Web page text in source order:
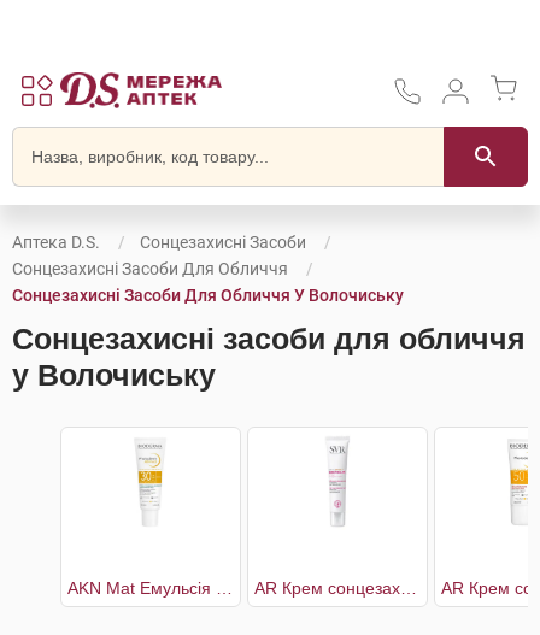
Аптека D.S.
Сонцезахисні Засоби
Сонцезахисні Засоби Для Обличчя
Сонцезахисні Засоби Для Обличчя У Волочиську
Сонцезахисні засоби для обличчя
у Волочиську